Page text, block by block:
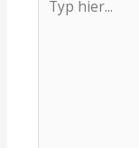
hier...